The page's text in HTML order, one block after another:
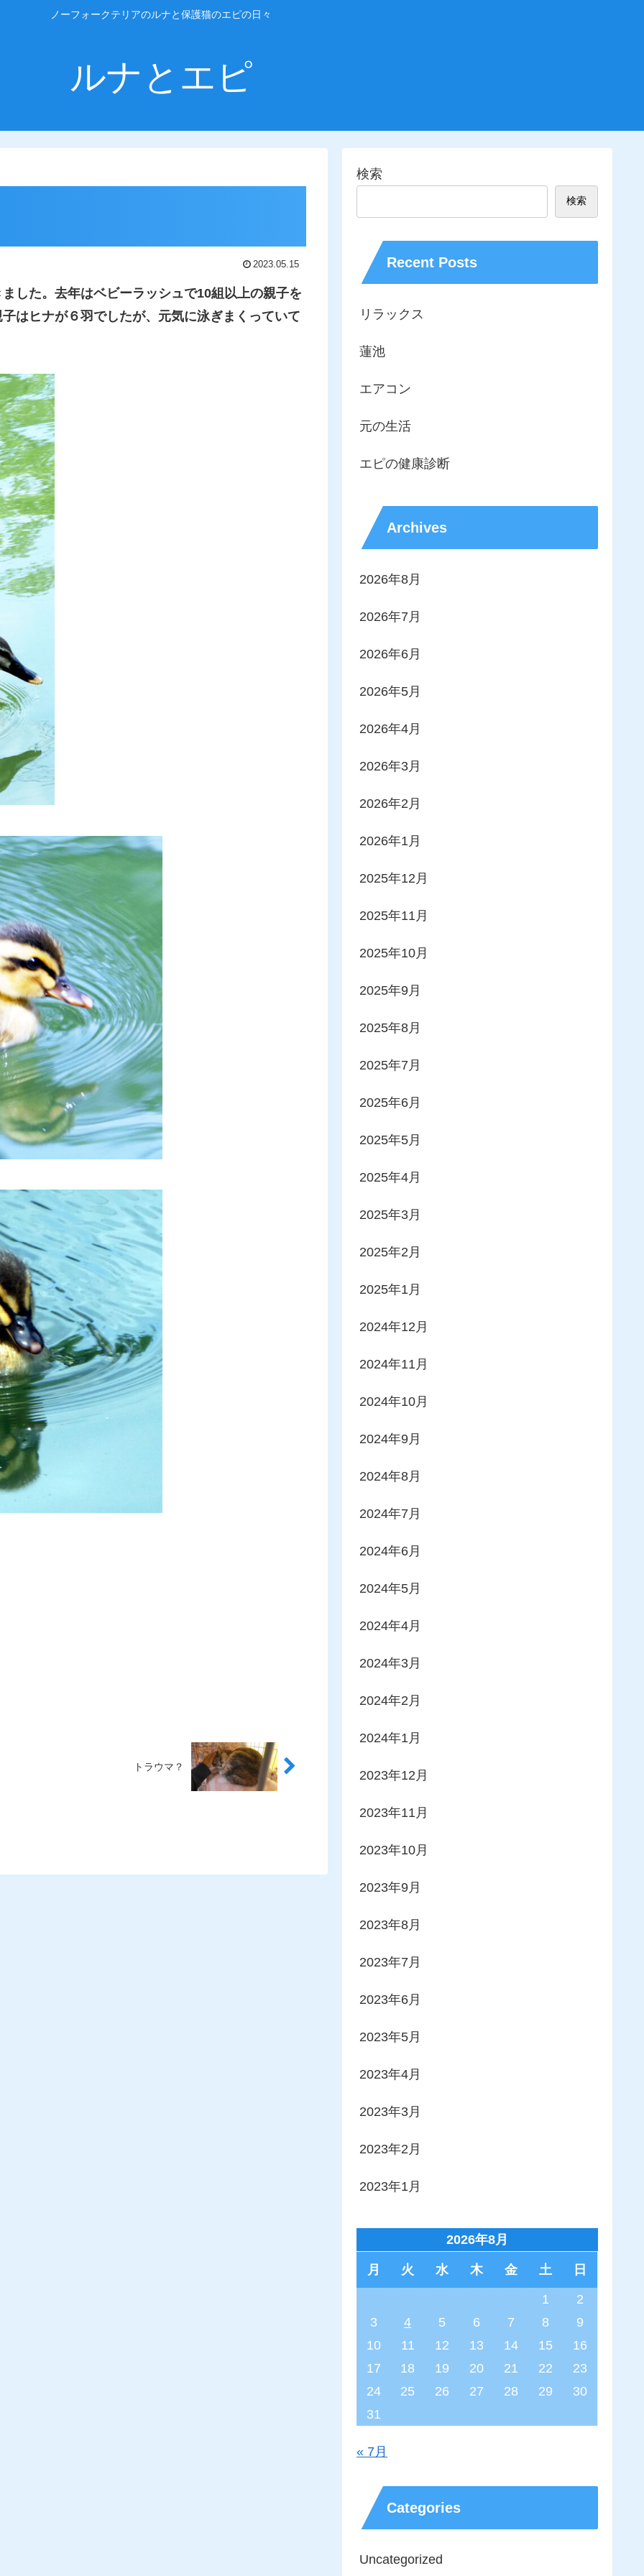
ノーフォークテリアのルナと保護猫のエピの日々
ルナとエピ
2023.05.15
した。去年はベビーラッシュで10組以上の親子を
はヒナが６羽でしたが、元気に泳ぎまくっていて
トラウマ？
検索
検索
Recent Posts
リラックス
蓮池
エアコン
元の生活
エピの健康診断
Archives
2026年8月
2026年7月
2026年6月
2026年5月
2026年4月
2026年3月
2026年2月
2026年1月
2025年12月
2025年11月
2025年10月
2025年9月
2025年8月
2025年7月
2025年6月
2025年5月
2025年4月
2025年3月
2025年2月
2025年1月
2024年12月
2024年11月
2024年10月
2024年9月
2024年8月
2024年7月
2024年6月
2024年5月
2024年4月
2024年3月
2024年2月
2024年1月
2023年12月
2023年11月
2023年10月
2023年9月
2023年8月
2023年7月
2023年6月
2023年5月
2023年4月
2023年3月
2023年2月
2023年1月
2026年8月
月 火 水 木 金 土 日
1
2
3
4 5 6 7 8
9
10
11 12 13 14 15
16
17
18 19 20 21 22
23
24
25 26 27 28 29
30
31
« 7月
Categories
Uncategorized